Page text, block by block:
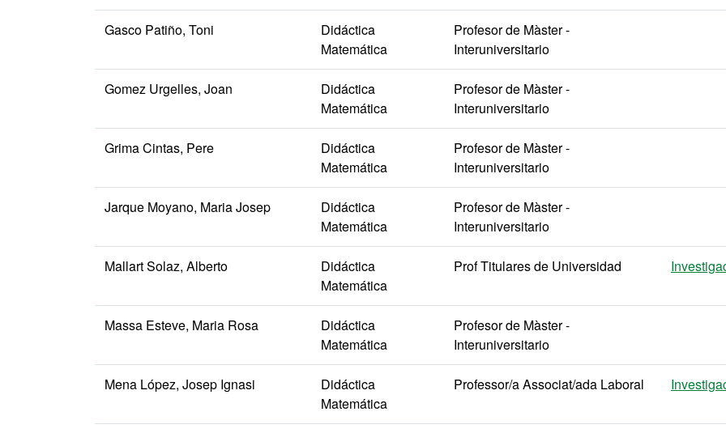
Gasco Patiño, Toni
Didáctica
Matemática
Profesor de Màster -
Interuniversitario
Gomez Urgelles, Joan
Didáctica
Matemática
Profesor de Màster -
Interuniversitario
Grima Cintas, Pere
Didáctica
Matemática
Profesor de Màster -
Interuniversitario
Jarque Moyano, Maria Josep
Didáctica
Matemática
Profesor de Màster -
Interuniversitario
Mallart Solaz, Alberto
Didáctica
Matemática
Prof Titulares de Universidad
Massa Esteve, Maria Rosa
Didáctica
Matemática
Profesor de Màster -
Interuniversitario
Mena López, Josep Ignasi
Didáctica
Matemática
Professor/a Associat/ada Laboral